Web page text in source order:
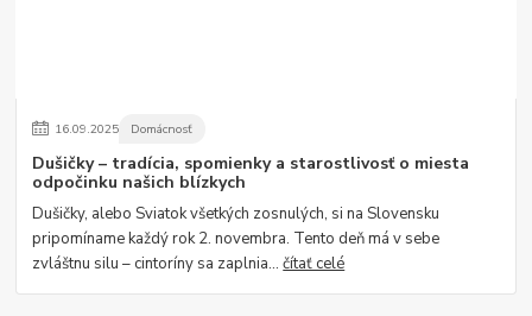
16.09.2025 Domácnosť
Dušičky – tradícia, spomienky a starostlivosť o miesta
odpočinku našich blízkych
Dušičky, alebo Sviatok všetkých zosnulých, si na Slovensku
pripomíname každý rok 2. novembra. Tento deň má v sebe
zvláštnu silu – cintoríny sa zaplnia...čítať celé